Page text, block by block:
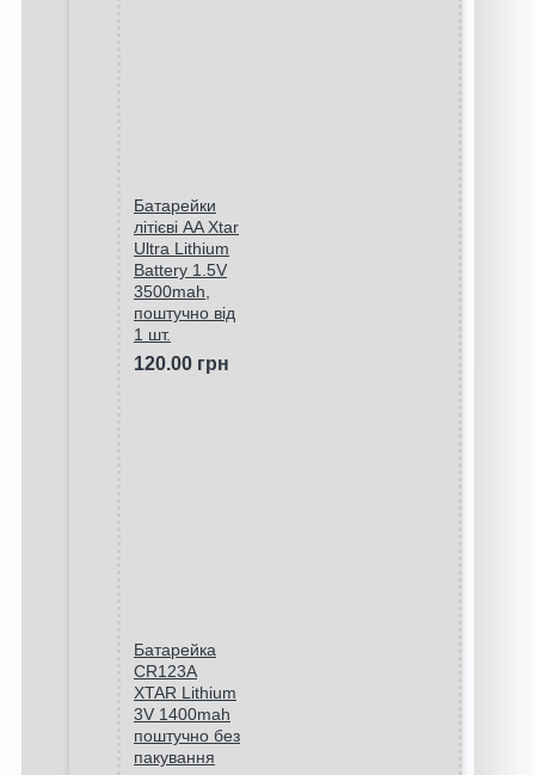
Батарейки
літієві AA Xtar
Ultra Lithium
Battery 1.5V
3500mah,
поштучно від
1 шт.
120.00 грн
Батарейка
CR123A
XTAR Lithium
3V 1400mah
поштучно без
пакування